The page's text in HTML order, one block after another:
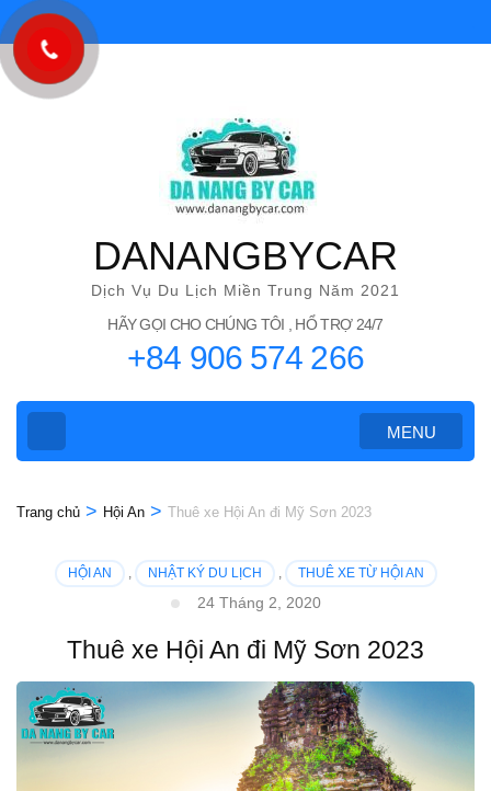
Bỏ
qua
và
DANANGBYCAR
Dịch Vụ Du Lịch Miền Trung Năm 2021
HÃY GỌI CHO CHÚNG TÔI , HỔ TRỢ 24/7
+84 906 574 266
MENU
Trang chủ > Hội An > Thuê xe Hội An đi Mỹ Sơn 2023
HỘI AN , NHẬT KÝ DU LỊCH , THUÊ XE TỪ HỘI AN
24 Tháng 2, 2020
Thuê xe Hội An đi Mỹ Sơn 2023